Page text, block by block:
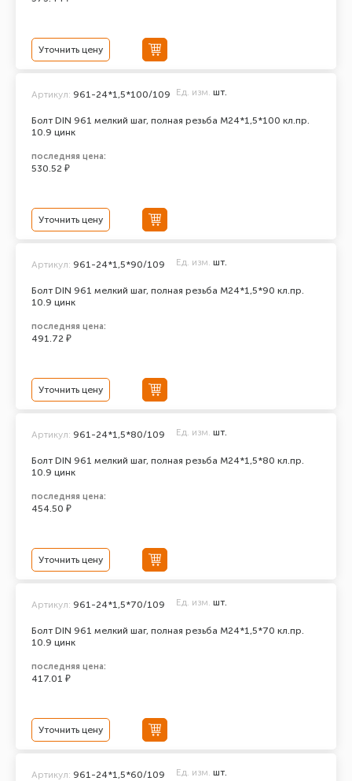
Уточнить цену
Болт DIN 961 мелкий шаг, полная резьба M24*1,5*100 кл.пр.
10.9 цинк
Артикул: 961-24*1,5*100/109 Ед. изм. шт.
последняя цена:
530.52 ₽
Уточнить цену
Болт DIN 961 мелкий шаг, полная резьба M24*1,5*90 кл.пр.
10.9 цинк
Артикул: 961-24*1,5*90/109 Ед. изм. шт.
последняя цена:
491.72 ₽
Уточнить цену
Болт DIN 961 мелкий шаг, полная резьба M24*1,5*80 кл.пр.
10.9 цинк
Артикул: 961-24*1,5*80/109 Ед. изм. шт.
последняя цена:
454.50 ₽
Уточнить цену
Болт DIN 961 мелкий шаг, полная резьба M24*1,5*70 кл.пр.
10.9 цинк
Артикул: 961-24*1,5*70/109 Ед. изм. шт.
последняя цена:
417.01 ₽
Уточнить цену
Артикул: 961-24*1,5*60/109 Ед. изм. шт.